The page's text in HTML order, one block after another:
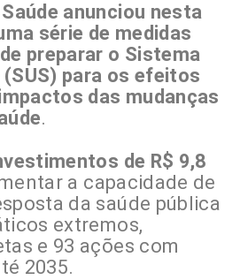
anunciou nesta
série de medidas
preparar o Sistema
(SUS) para os efeitos
das mudanças
.
de R$ 9,8
a capacidade de
da saúde pública
extremos,
e 93 ações com
2035.